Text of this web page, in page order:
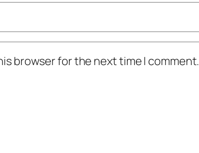
browser for the next time I comment.